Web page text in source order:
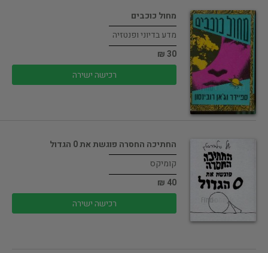
מחול כוכבים
מדע בדיוני ופנטזיה
30 ₪
רכישה ישירה
החתיכה החסרה פוגשת את 0 הגדול
קומיקס
40 ₪
רכישה ישירה